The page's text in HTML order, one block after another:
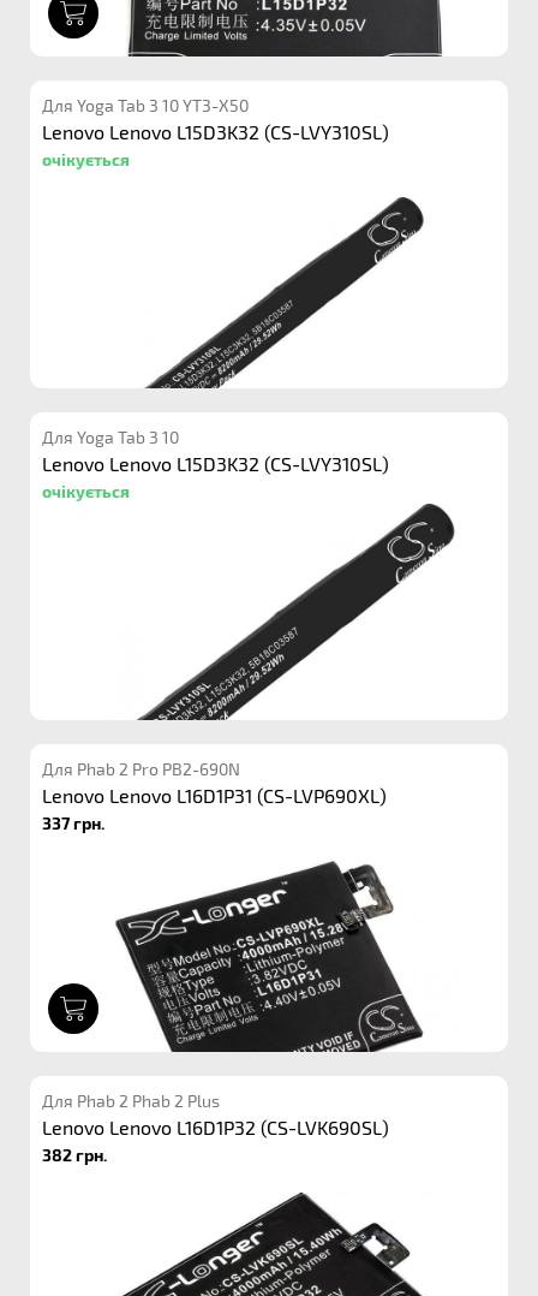
Для Yoga Tab 3 10 YT3-X50
Lenovo Lenovo L15D3K32 (CS-LVY310SL)
очікується
Для Yoga Tab 3 10
Lenovo Lenovo L15D3K32 (CS-LVY310SL)
очікується
Для Phab 2 Pro PB2-690N
Lenovo Lenovo L16D1P31 (CS-LVP690XL)
337 грн.
Для Phab 2 Phab 2 Plus
Lenovo Lenovo L16D1P32 (CS-LVK690SL)
382 грн.